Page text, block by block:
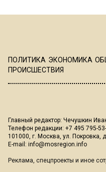
ПОЛИТИКА ЭКОНОМИКА
ПРОИСШЕСТВИЯ
Главный редактор: Чечушкин
Телефон редакции: +7 495 795-
101000, г. Москва, ул. Покровка,
E-mail: info@mosregion.info
Реклама, спецпроекты и иное